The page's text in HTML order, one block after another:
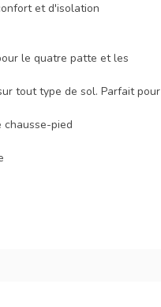
et d'isolation
le quatre patte et les
tout type de sol. Parfait pour
pied